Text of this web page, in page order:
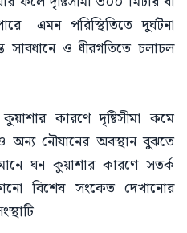
এমন পরিস্থিতিতে দুর্ঘটনা
ও ধীরগতিতে চলাচল
কারণে দৃষ্টিসীমা কমে
অন্য নৌযানের অবস্থান বুঝতে
ঘন কুয়াশার কারণে সতর্ক
বিশেষ সংকেত দেখানোর